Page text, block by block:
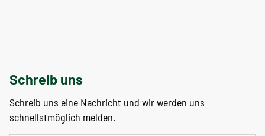
Schreib uns
Schreib uns eine Nachricht und wir werden uns
schnellstmöglich melden.